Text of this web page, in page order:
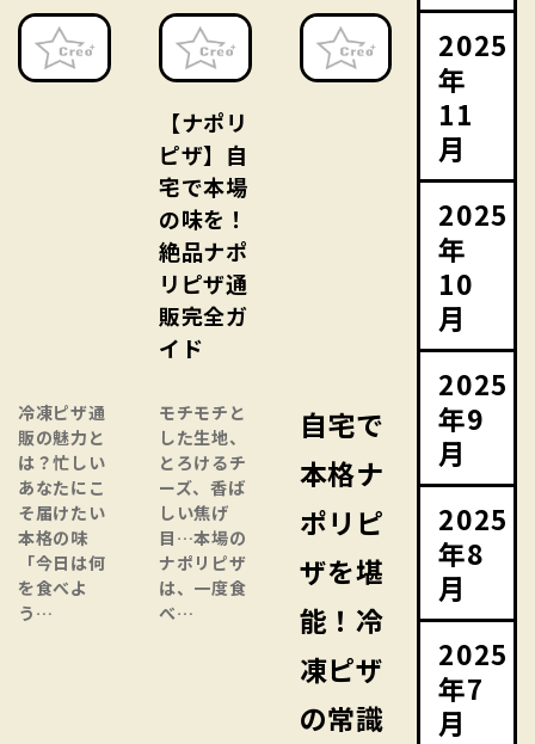
冷凍ピザ通
販の魅力と
は？忙しい
あなたにこ
そ届けたい
本格の味
「今日は何
を食べよ
う…
【ナポリ
ピザ】自
宅で本場
の味を！
絶品ナポ
リピザ通
販完全ガ
イド
モチモチと
した生地、
とろけるチ
ーズ、香ば
しい焦げ
目…本場の
ナポリピザ
は、一度食
べ…
自宅で
本格ナ
ポリピ
ザを堪
能！冷
凍ピザ
の常識
2025
年
11
月
2025
年
10
月
2025
年9
月
2025
年8
月
2025
年7
月